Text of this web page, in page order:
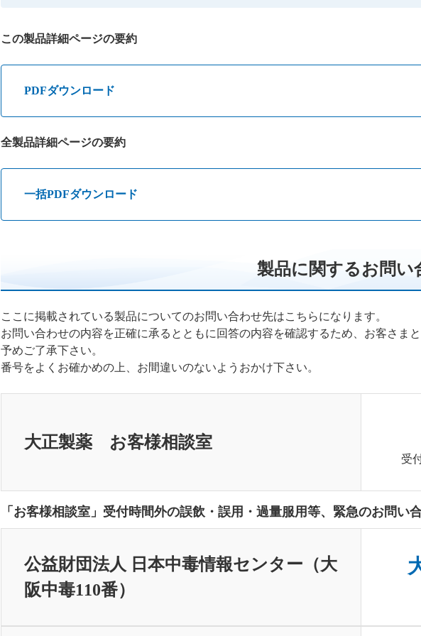
この製品詳細ページの要約
PDFダウンロード
全製品詳細ページの要約
一括PDFダウンロード
製品に関するお問い
ここに掲載されている製品についてのお問い合わせ先はこちらになります。
お問い合わせの内容を正確に承るとともに回答の内容を確認するため、お客さま
予めご了承下さい。
番号をよくお確かめの上、お間違いのないようおかけ下さい。
大正製薬 お客様相談室
受
「お客様相談室」受付時間外の誤飲・誤用・過量服用等、緊急のお問い
公益財団法人 日本中毒情報センター（大
阪中毒110番）